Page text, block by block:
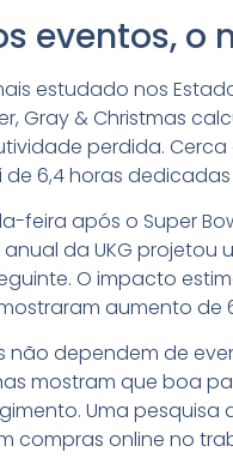
eventos, o
estudado nos
Gray & Christmas
perdida.
6,4 horas dedicadas
feira após o Super
da UKG
O impacto
aumento de
não dependem de
mostram que boa
Uma pesquisa
compras online no